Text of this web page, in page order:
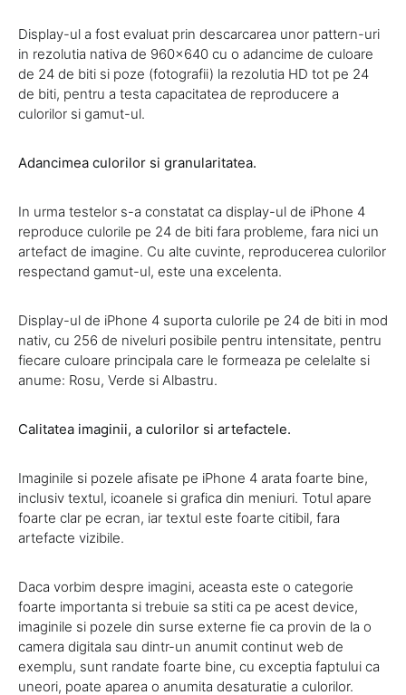
Display-ul a fost evaluat prin descarcarea unor pattern-uri
in rezolutia nativa de 960×640 cu o adancime de culoare
de 24 de biti si poze (fotografii) la rezolutia HD tot pe 24
de biti, pentru a testa capacitatea de reproducere a
culorilor si gamut-ul.
Adancimea culorilor si granularitatea.
In urma testelor s-a constatat ca display-ul de iPhone 4
reproduce culorile pe 24 de biti fara probleme, fara nici un
artefact de imagine. Cu alte cuvinte, reproducerea culorilor
respectand gamut-ul, este una excelenta.
Display-ul de iPhone 4 suporta culorile pe 24 de biti in mod
nativ, cu 256 de niveluri posibile pentru intensitate, pentru
fiecare culoare principala care le formeaza pe celelalte si
anume: Rosu, Verde si Albastru.
Calitatea imaginii, a culorilor si artefactele.
Imaginile si pozele afisate pe iPhone 4 arata foarte bine,
inclusiv textul, icoanele si grafica din meniuri. Totul apare
foarte clar pe ecran, iar textul este foarte citibil, fara
artefacte vizibile.
Daca vorbim despre imagini, aceasta este o categorie
foarte importanta si trebuie sa stiti ca pe acest device,
imaginile si pozele din surse externe fie ca provin de la o
camera digitala sau dintr-un anumit continut web de
exemplu, sunt randate foarte bine, cu exceptia faptului ca
uneori, poate aparea o anumita desaturatie a culorilor.